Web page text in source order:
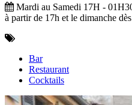
Mardi au Samedi 17H -
à partir de 17h et le dimanche
Bar
Restaurant
Cocktails